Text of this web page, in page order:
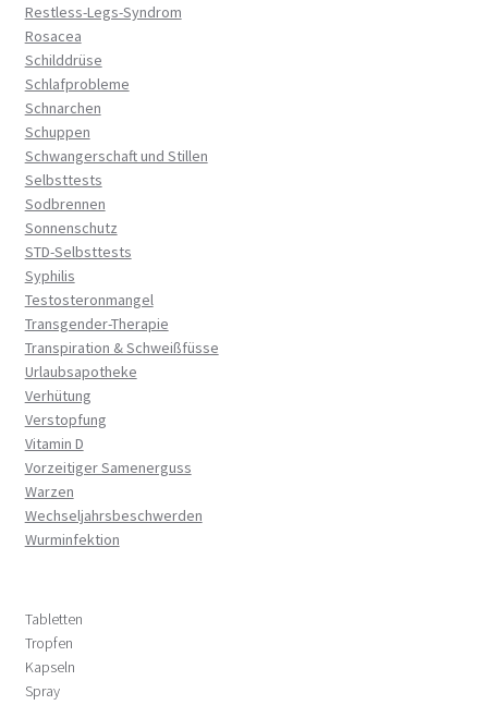
Restless-Legs-Syndrom
Rosacea
Schilddrüse
Schlafprobleme
Schnarchen
Schuppen
Schwangerschaft und Stillen
Selbsttests
Sodbrennen
Sonnenschutz
STD-Selbsttests
Syphilis
Testosteronmangel
Transgender-Therapie
Transpiration & Schweißfüsse
Urlaubsapotheke
Verhütung
Verstopfung
Vitamin D
Vorzeitiger Samenerguss
Warzen
Wechseljahrsbeschwerden
Wurminfektion
Tabletten
Tropfen
Kapseln
Spray